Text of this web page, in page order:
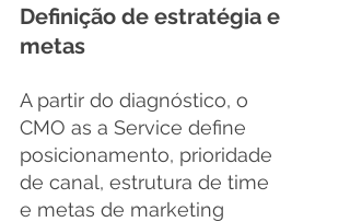
Definição de estratégia e
metas
A partir do diagnóstico, o
CMO as a Service define
posicionamento, prioridade
de canal, estrutura de time
e metas de marketing